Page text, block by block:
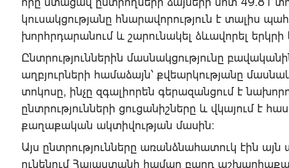
կուսակցությանը հնարավորություն է տալիս
խորհրդարանում և շարունակել ձևավորել երկրի
Ընտրություններին մասնակցությունը
աղբյուրների համաձայն՝ քվեարկությանը
տոկոսը, ինչը զգալիորեն գերազանցում է
ընտրությունների ցուցանիշները և վկայում է
քաղաքական ակտիվության մասին։
Այս ընտրությունները առանձնահատուկ էին
ունենում Հայաստանի համար բարդ